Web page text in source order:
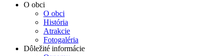
O obci
O obci
História
Atrakcie
Fotogaléria
Dôležité informácie